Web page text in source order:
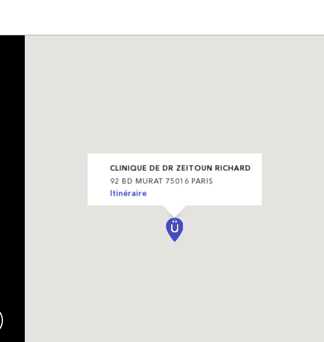
CLINIQUE DE DR ZEITOUN RICHARD
92 BD MURAT 75016 PARIS
Itinéraire